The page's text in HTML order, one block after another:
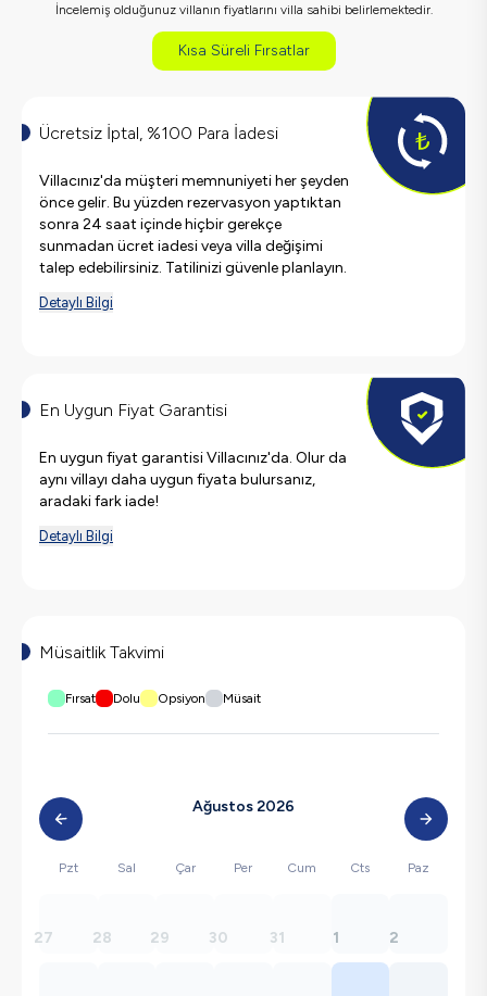
İncelemiş olduğunuz villanın fiyatlarını villa sahibi belirlemektedir.
Kısa Süreli Fırsatlar
Ücretsiz İptal, %100 Para İadesi
Villacınız'da müşteri memnuniyeti her şeyden
önce gelir. Bu yüzden rezervasyon yaptıktan
sonra 24 saat içinde hiçbir gerekçe
sunmadan ücret iadesi veya villa değişimi
talep edebilirsiniz. Tatilinizi güvenle planlayın.
Detaylı Bilgi
En Uygun Fiyat Garantisi
En uygun fiyat garantisi Villacınız'da. Olur da
aynı villayı daha uygun fiyata bulursanız,
aradaki fark iade!
Detaylı Bilgi
Müsaitlik Takvimi
Fırsat Dolu Opsiyon Müsait
Ağustos 2026
Pzt Sal Çar Per Cum Cts Paz
27 28 29 30 31 1 2